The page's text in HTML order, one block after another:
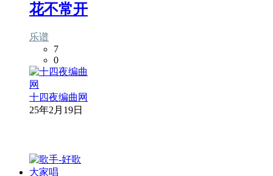
花不常开
乐谱
7
0
十四夜编曲网
25年2月19日